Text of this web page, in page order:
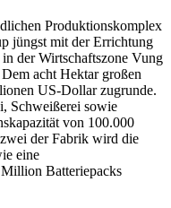
Produktionskomplex
jüngst mit der Errichtung
der Wirtschaftszone Vung
acht Hektar großen
US-Dollar zugrunde.
Schweißerei sowie
von 100.000
der Fabrik wird die
eine
Batteriepacks